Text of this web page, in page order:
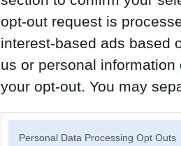
opt-out request is
interest-based ads based
us or personal
your opt-out. You may
Personal Data Processing Opt Outs